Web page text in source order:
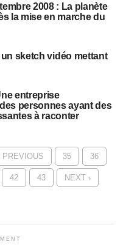
2008 : La planète
la mise en marche du
sketch vidéo mettant
entreprise
personnes ayant des
à raconter
PREVIOUS 35 36
42 43 NEXT ›